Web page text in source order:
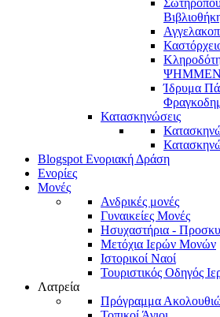
Ίδρυμα
Κατασκηνώσεις
Blogspot Ενοριακή Δράση
Ενορίες
Μονές
Ανδρικές μονές
Γυναικείες Μονές
Ησυχαστήρια -
Μετόχια Ιερών Μονών
Ιστορικοί Ναοί
Τουριστικός Οδηγός
Λατρεία
Πρόγραμμα